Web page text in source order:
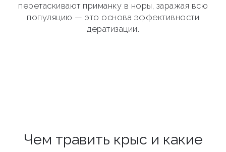
перетаскивают приманку в норы, заражая всю
популяцию — это основа эффективности
дератизации.
Чем травить крыс и какие